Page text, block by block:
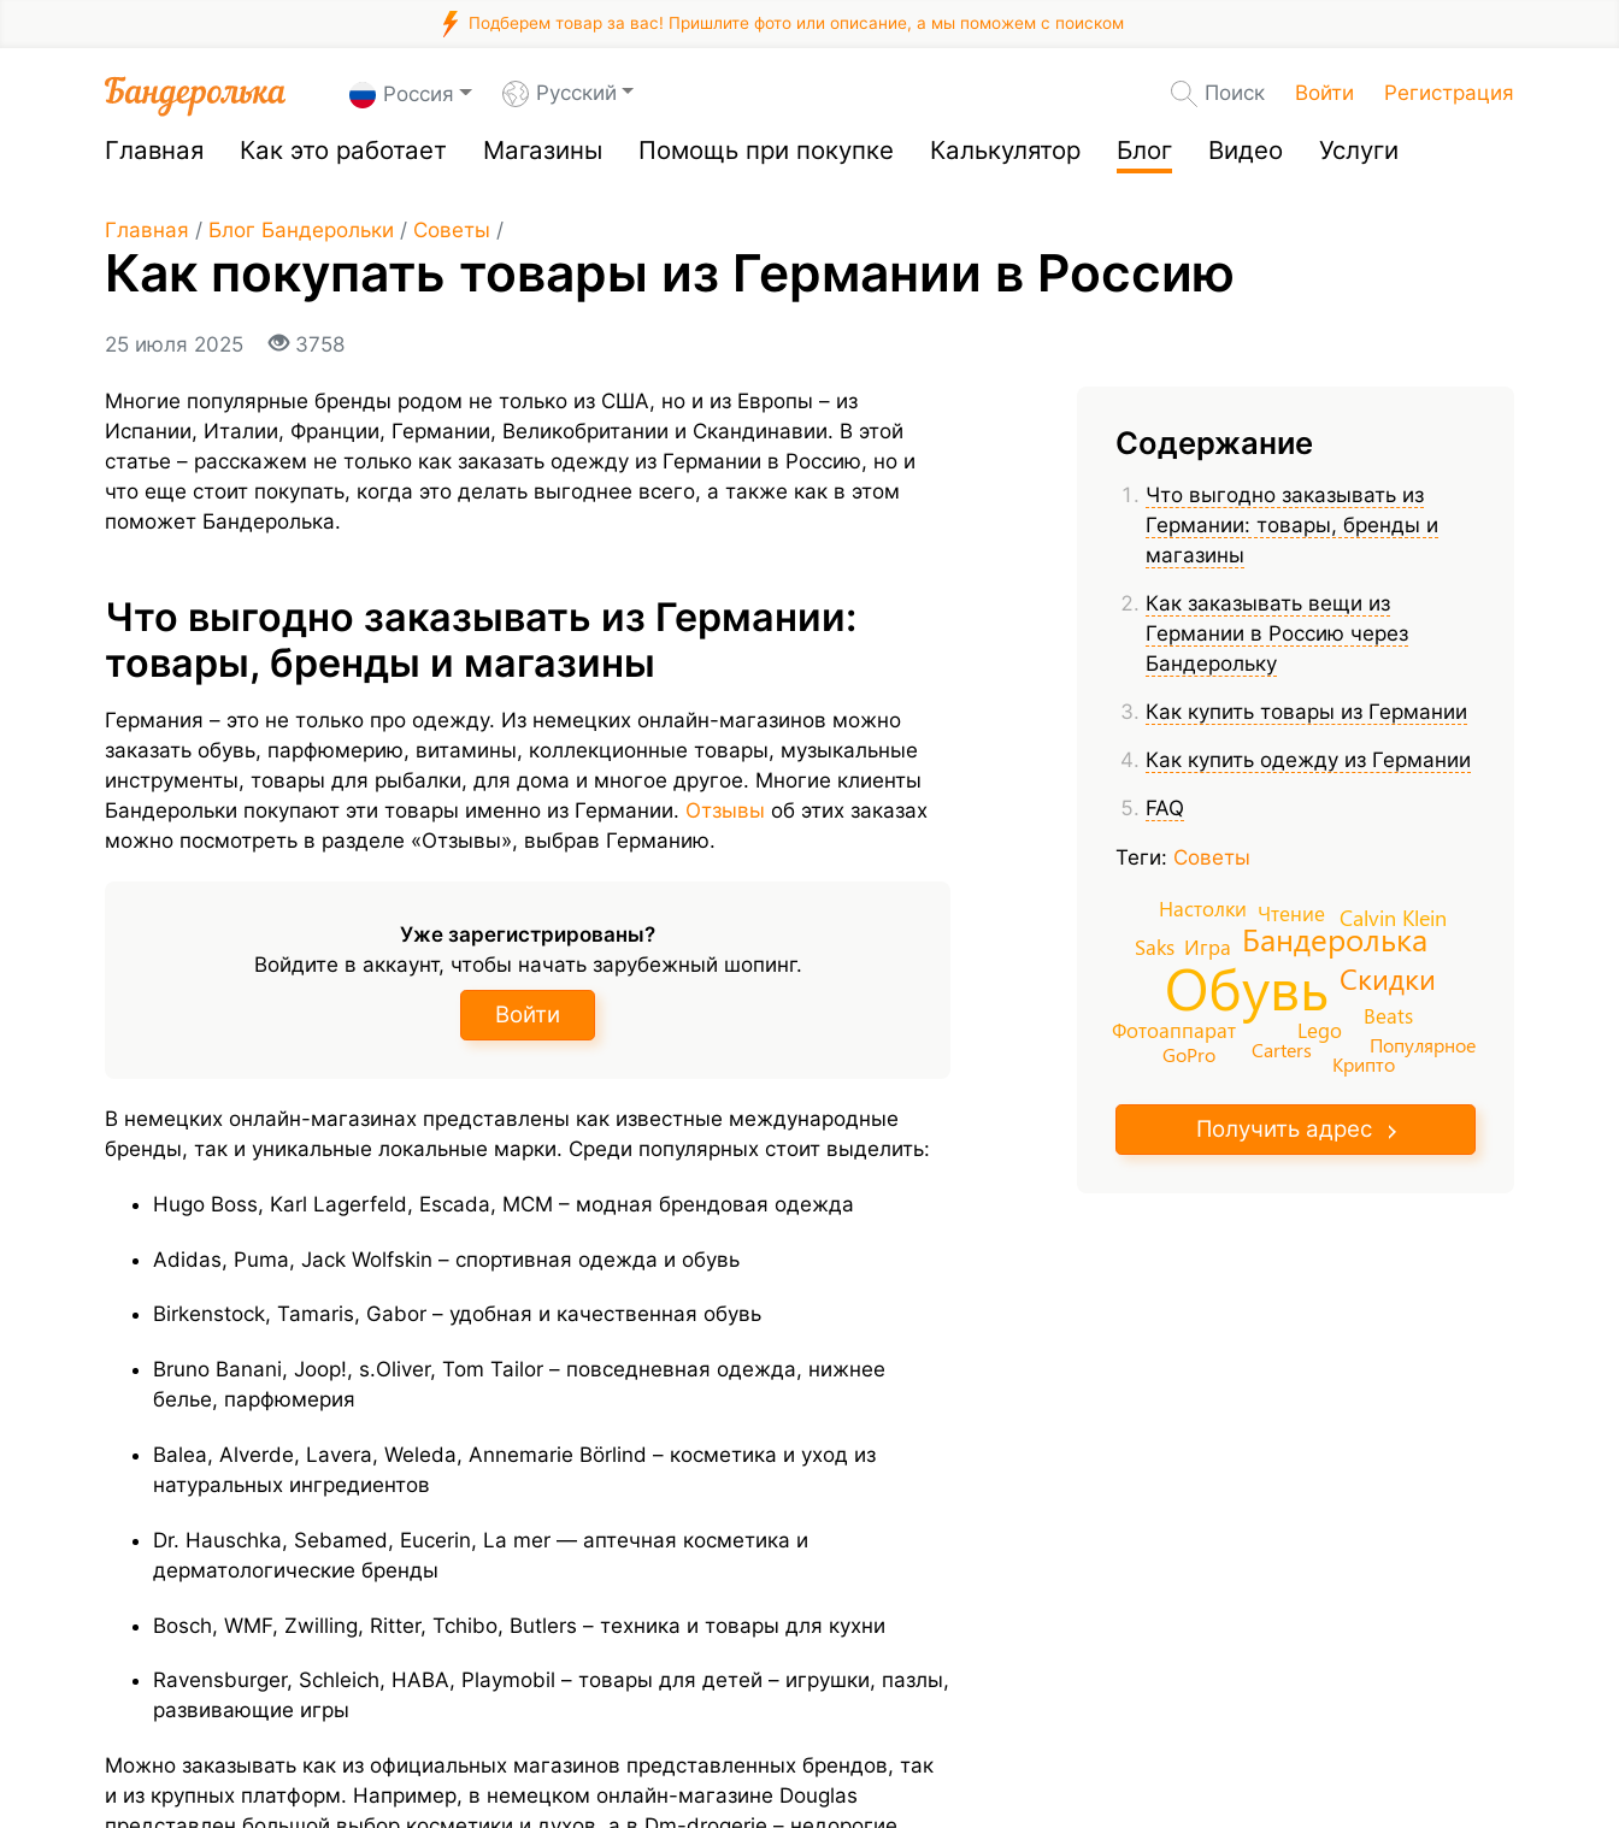
Подберем товар за вас! Пришлите фото или описание, а мы поможем с поиском
Россия Русский Поиск Войти Регистрация
Главная Как это работает Магазины Помощь при покупке Калькулятор Блог Видео Услуги
Главная / Блог Бандерольки / Советы /
Как покупать товары из Германии в Россию
25 июля 2025 3758
Содержание
Что выгодно заказывать из
Германии: товары, бренды и
магазины
Как заказывать вещи из
Германии в Россию через
Бандерольку
Как купить товары из Германии
Как купить одежду из Германии
FAQ
Теги: Советы
Обувь
Бандеролька
Скидки
Calvin Klein
Чтение
Beats
Настолки
Игра
Фотоаппарат Lego
Saks
Популярное
Carters
GoPro Крипто
Получить адрес
Многие популярные бренды родом не только из США, но и из Европы – из
Испании, Италии, Франции, Германии, Великобритании и Скандинавии. В этой
статье – расскажем не только как заказать одежду из Германии в Россию, но и
что еще стоит покупать, когда это делать выгоднее всего, а также как в этом
поможет Бандеролька.
Что выгодно заказывать из Германии:
товары, бренды и магазины
Германия – это не только про одежду. Из немецких онлайн-магазинов можно
заказать обувь, парфюмерию, витамины, коллекционные товары, музыкальные
инструменты, товары для рыбалки, для дома и многое другое. Многие клиенты
Бандерольки покупают эти товары именно из Германии. Отзывы об этих заказах
можно посмотреть в разделе «Отзывы», выбрав Германию.
Уже зарегистрированы?
Войдите в аккаунт, чтобы начать зарубежный шопинг.
Войти
В немецких онлайн-магазинах представлены как известные международные
бренды, так и уникальные локальные марки. Среди популярных стоит выделить:
Hugo Boss, Karl Lagerfeld, Escada, MCM – модная брендовая одежда
Adidas, Puma, Jack Wolfskin – спортивная одежда и обувь
Birkenstock, Tamaris, Gabor – удобная и качественная обувь
Bruno Banani, Joop!, s.Oliver, Tom Tailor – повседневная одежда, нижнее
белье, парфюмерия
Balea, Alverde, Lavera, Weleda, Annemarie Börlind – косметика и уход из
натуральных ингредиентов
Dr. Hauschka, Sebamed, Eucerin, La mer — аптечная косметика и
дерматологические бренды
Bosch, WMF, Zwilling, Ritter, Tchibo, Butlers – техника и товары для кухни
Ravensburger, Schleich, HABA, Playmobil – товары для детей – игрушки, пазлы,
развивающие игры
Можно заказывать как из официальных магазинов представленных брендов, так
и из крупных платформ. Например, в немецком онлайн-магазине Douglas